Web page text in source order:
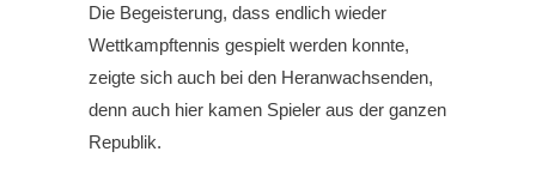
Die Begeisterung, dass endlich wieder
Wettkampftennis gespielt werden konnte,
zeigte sich auch bei den Heranwachsenden,
denn auch hier kamen Spieler aus der ganzen
Republik.